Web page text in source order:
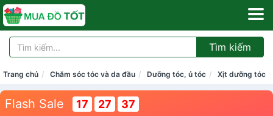
Tìm kiếm
Trang chủ Chăm sóc tóc và da đầu Dưỡng tóc, ủ tóc Xịt dưỡng tóc
Flash Sale 17 27 36